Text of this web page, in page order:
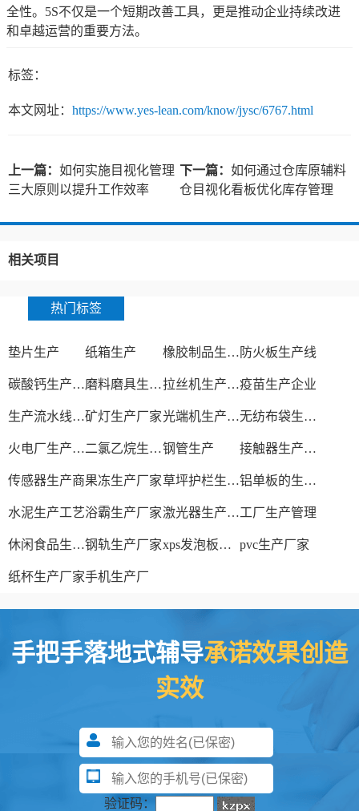
全性。5S不仅是一个短期改善工具，更是推动企业持续改进
和卓越运营的重要方法。
标签：
本文网址： https://www.yes-lean.com/know/jysc/6767.html
上一篇： 如何实施目视化管理
三大原则以提升工作效率
下一篇： 如何通过仓库原辅料
仓目视化看板优化库存管理
相关项目
热门标签
垫片生产 纸箱生产 橡胶制品生产厂 防火板生产线
碳酸钙生产设备 磨料磨具生产厂家 拉丝机生产厂家疫苗生产企业
生产流水线设备矿灯生产厂家 光端机生产厂家 无纺布袋生产厂家
火电厂生产过程 二氯乙烷生产厂家钢管生产 接触器生产厂家
传感器生产商果冻生产厂家 草坪护栏生产厂家 铝单板的生产厂家
水泥生产工艺浴霸生产厂家 激光器生产厂家工厂生产管理
休闲食品生产线钢轨生产厂家 xps发泡板材生产线 pvc生产厂家
纸杯生产厂家手机生产厂
手把手落地式辅导承诺效果创造
实效
验证码：